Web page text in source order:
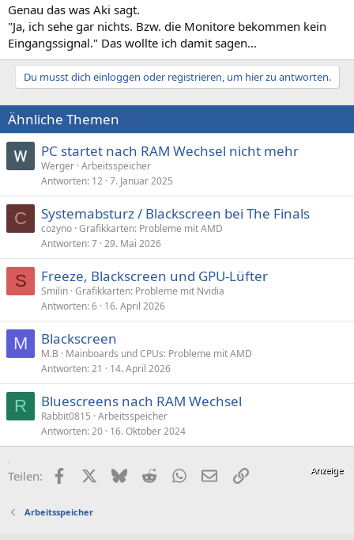
Genau das was Aki sagt.
"Ja, ich sehe gar nichts. Bzw. die Monitore bekommen kein
Eingangssignal." Das wollte ich damit sagen...
Du musst dich einloggen oder registrieren, um hier zu antworten.
Ähnliche Themen
PC startet nach RAM Wechsel nicht mehr
Werger Arbeitsspeicher
Antworten 12 7. Januar 2025
C Systemabsturz / Blackscreen bei The Finals
cozyno Grafikkarten: Probleme mit AMD
Antworten 7 29. Mai 2026
S Freeze, Blackscreen und GPU-Lüfter
Smilin Grafikkarten: Probleme mit Nvidia
Antworten 6 16. April 2026
M Blackscreen
M.B
Mainboards und CPUs: Probleme mit AMD
Antworten 21 14. April 2026
R Bluescreens nach RAM Wechsel
Rabbit0815 Arbeitsspeicher
Antworten 20 16. Oktober 2024
Teilen: FacebookX (Twitter)
BlueskyRedditWhatsApp
E-MailLink
Arbeitsspeicher